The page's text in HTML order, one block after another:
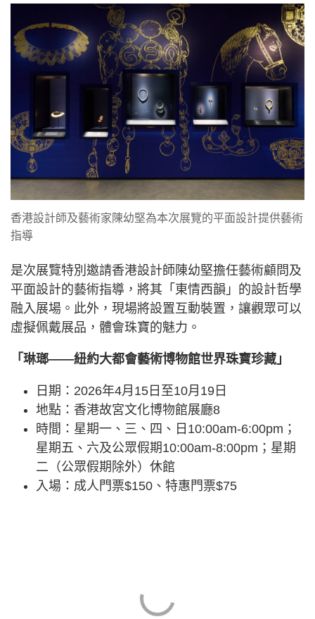
香港設計師及藝術家陳幼堅為本次展覽的平面設計提供藝術
指導
是次展覽特別邀請香港設計師陳幼堅擔任藝術顧問及
平面設計的藝術指導，將其「東情西韻」的設計哲學
融入展場。此外，現場將設置互動裝置，讓觀眾可以
虛擬佩戴展品，體會珠寶的魅力。
「琳瑯——紐約大都會藝術博物館世界珠寶珍藏」
日期：2026年4月15日至10月19日
地點：香港故宮文化博物館展廳8
時間：星期一、三、四、日10:00am-6:00pm；
星期五、六及公眾假期10:00am-8:00pm；星期
二（公眾假期除外）休館
入場：成人門票$150、特惠門票$75